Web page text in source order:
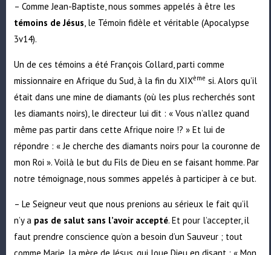
– Comme Jean-Baptiste, nous sommes appelés à être les
témoins de Jésus, le Témoin fidèle et véritable (Apocalypse
3v14).
Un de ces témoins a été François Collard, parti comme
missionnaire en Afrique du Sud, à la fin du XIXème si. Alors qu’il
était dans une mine de diamants (où les plus recherchés sont
les diamants noirs), le directeur lui dit : « Vous n’allez quand
même pas partir dans cette Afrique noire !? » Et lui de
répondre : « Je cherche des diamants noirs pour la couronne de
mon Roi ». Voilà le but du Fils de Dieu en se faisant homme. Par
notre témoignage, nous sommes appelés à participer à ce but.
– Le Seigneur veut que nous prenions au sérieux le fait qu’il
n’y a pas de salut sans l’avoir accepté. Et pour l’accepter, il
faut prendre conscience qu’on a besoin d’un Sauveur ; tout